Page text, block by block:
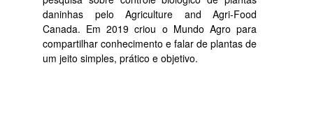
daninhas pelo Agriculture and Agri-Food
Canada. Em 2019 criou o Mundo Agro para
compartilhar conhecimento e falar de plantas de
um jeito simples, prático e objetivo.